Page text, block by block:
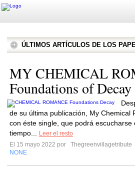
ÚLTIMOS ARTÍCULOS DE LOS
MY CHEMICAL
Foundations of Decay
de su última publicación, My Chemical
con éste single, que podrá
tiempo...
Leer el resto
El 15 mayo 2022 por
Thegreenvillagetribute
NONE